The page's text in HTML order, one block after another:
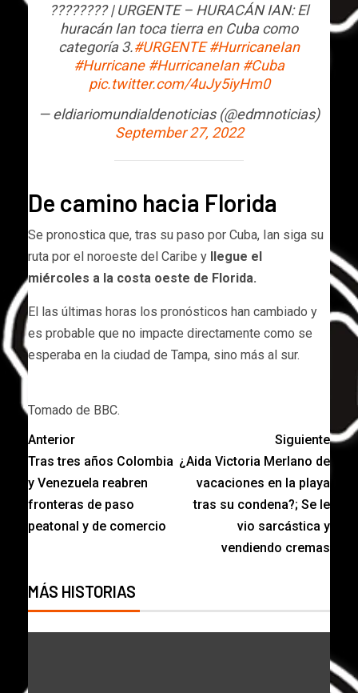
???????? | URGENTE – HURACÁN IAN: El
huracán Ian toca tierra en Cuba como
categoría 3.#URGENTE #HurricaneIan
#Hurricane #HurricaneIan #Cuba
pic.twitter.com/4uJy5iyHm0
— eldiariomundialdenoticias (@edmnoticias)
September 27, 2022
De camino hacia Florida
Se pronostica que, tras su paso por Cuba, Ian siga su
ruta por el noroeste del Caribe y llegue el
miércoles a la costa oeste de Florida.
El las últimas horas los pronósticos han cambiado y
es probable que no impacte directamente como se
esperaba en la ciudad de Tampa, sino más al sur.
Tomado de BBC.
Anterior
Tras tres años Colombia
y Venezuela reabren
fronteras de paso
peatonal y de comercio
Siguiente
¿Aida Victoria Merlano de
vacaciones en la playa
tras su condena?; Se le
vio sarcástica y
vendiendo cremas
MÁS HISTORIAS